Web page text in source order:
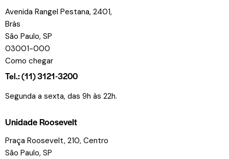
Avenida Rangel Pestana, 2401,
Brás
São Paulo, SP
03001-000
Como chegar
Tel.: (11) 3121-3200
Segunda a sexta, das 9h às 22h.
Unidade Roosevelt
Praça Roosevelt, 210, Centro
São Paulo, SP